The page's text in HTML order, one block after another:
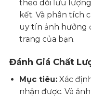
theo dõi lưu
kết. Và phân tích
uy tín ảnh hưởng
trang của bạn.
Đánh Giá Chất
Mục tiêu: Xác
nhận được. Và